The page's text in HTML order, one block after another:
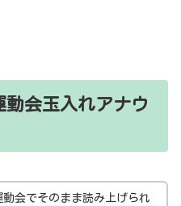
会玉入れアナウ
会でそのまま読み上げられ